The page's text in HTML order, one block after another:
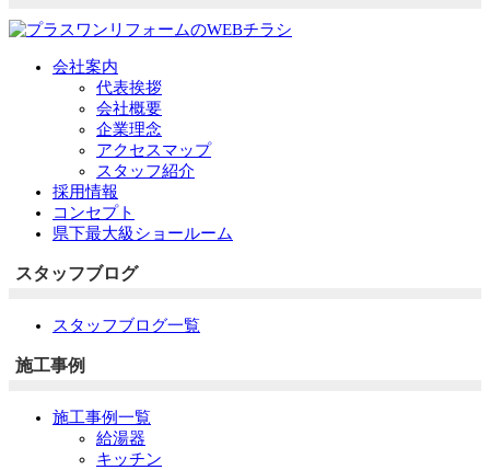
会社案内
代表挨拶
会社概要
企業理念
アクセスマップ
スタッフ紹介
採用情報
コンセプト
県下最大級ショールーム
スタッフブログ
スタッフブログ一覧
施工事例
施工事例一覧
給湯器
キッチン